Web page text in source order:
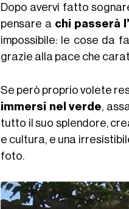
Dopo avervi fatto
pensare a chi passerà
impossibile: le cose da
grazie alla pace che
Se però proprio volete
immersi nel verde,
tutto il suo splendore,
e cultura, e una
foto.